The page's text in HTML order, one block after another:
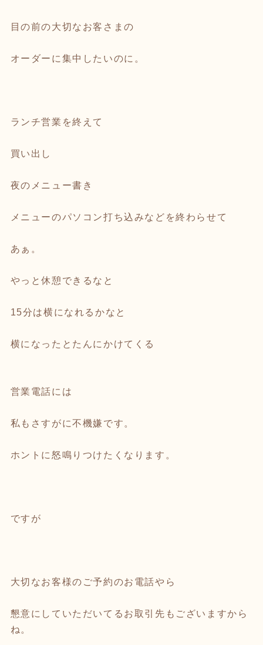
目の前の大切なお客さまの
オーダーに集中したいのに。
ランチ営業を終えて
買い出し
夜のメニュー書き
メニューのパソコン打ち込みなどを終わらせて
あぁ。
やっと休憩できるなと
15分は横になれるかなと
横になったとたんにかけてくる
営業電話には
私もさすがに不機嫌です。
ホントに怒鳴りつけたくなります。
ですが
大切なお客様のご予約のお電話やら
懇意にしていただいてるお取引先もございますから
ね。